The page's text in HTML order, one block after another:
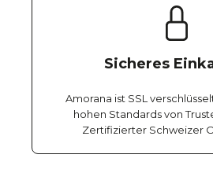
Sicheres
Amorana ist SSL
hohen Standards von
Zertifizierter Schweizer